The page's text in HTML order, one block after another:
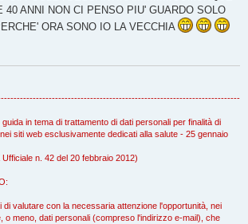
40 ANNI NON CI PENSO PIU' GUARDO SOLO
ORA SONO IO LA VECCHIA
in tema di trattamento di dati personali per finalità di
siti web esclusivamente dedicati alla salute - 25 gennaio
n. 42 del 20 febbraio 2012)
di valutare con la necessaria attenzione l'opportunità, nei
o meno, dati personali (compreso l'indirizzo e-mail), che